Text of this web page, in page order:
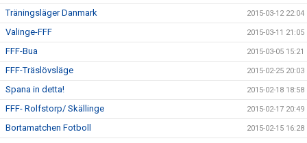
Träningsläger Danmark 2015-03-12 22:04
Valinge-FFF 2015-03-11 21:05
FFF-Bua 2015-03-05 15:21
FFF-Träslövsläge 2015-02-25 20:03
Spana in detta! 2015-02-18 18:58
FFF- Rolfstorp/ Skällinge 2015-02-17 20:49
Bortamatchen Fotboll 2015-02-15 16:28